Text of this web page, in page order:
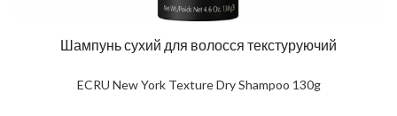
Шампунь сухий для волосся текстуруючий
ECRU New York Texture Dry Shampoo 130g